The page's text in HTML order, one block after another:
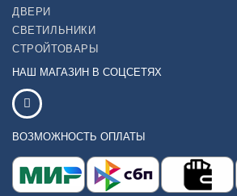
ДВЕРИ
СВЕТИЛЬНИКИ
СТРОЙТОВАРЫ
НАШ МАГАЗИН В СОЦСЕТЯХ
ВОЗМОЖНОСТЬ ОПЛАТЫ